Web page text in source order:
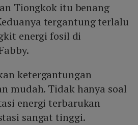
Tiongkok itu benang
tergantung terlalu
energi fosil di
ketergantungan
mudah. Tidak hanya soal
energi terbarukan
sangat tinggi.